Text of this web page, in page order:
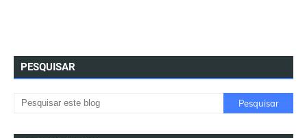
PESQUISAR